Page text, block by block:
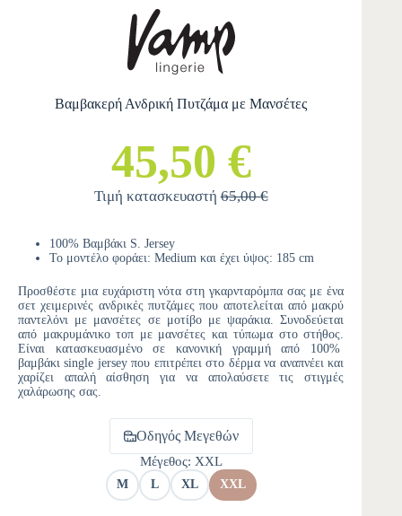
Βαμβακερή Ανδρική Πυτζάμα με Μανσέτες
45,50 €
Τιμή κατασκευαστή65,00 €
100% Βαμβάκι S. Jersey
Το μοντέλο φοράει: Medium και έχει ύψος: 185 cm
Προσθέστε μια ευχάριστη νότα στη γκαρνταρόμπα σας με ένα
σετ χειμερινές ανδρικές πυτζάμες που αποτελείται από μακρύ
παντελόνι με μανσέτες σε μοτίβο με ψαράκια. Συνοδεύεται
από μακρυμάνικο τοπ με μανσέτες και τύπωμα στο στήθος.
Είναι κατασκευασμένο σε κανονική γραμμή από 100%
βαμβάκι single jersey που επιτρέπει στο δέρμα να αναπνέει και
χαρίζει απαλή αίσθηση για να απολαύσετε τις στιγμές
χαλάρωσης σας.
Οδηγός Μεγεθών
Μέγεθος: XXL
M L XL XXL